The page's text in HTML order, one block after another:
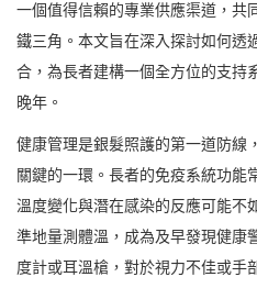
一個值得信賴的專業供應渠道，共
鐵三角。本文旨在深入探討如何透
合，為長者建構一個全方位的支持
晚年。
健康管理是銀髮照護的第一道防線
關鍵的一環。長者的免疫系統功能
溫度變化與潛在感染的反應可能不
準地量測體溫，成為及早發現健康
度計或耳溫槍，對於視力不佳或手